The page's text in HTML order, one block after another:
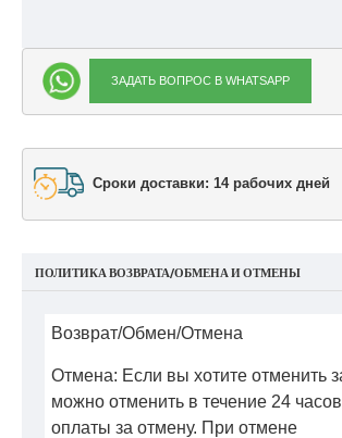
ЗАДАТЬ ВОПРОС В WHATSAPP
Сроки доставки: 14 рабочих дней
ПОЛИТИКА ВОЗВРАТА/ОБМЕНА И ОТМЕНЫ
Возврат/Обмен/Отмена
Отмена: Если вы хотите отменить
можно отменить в течение 24
оплаты за отмену. При отмене